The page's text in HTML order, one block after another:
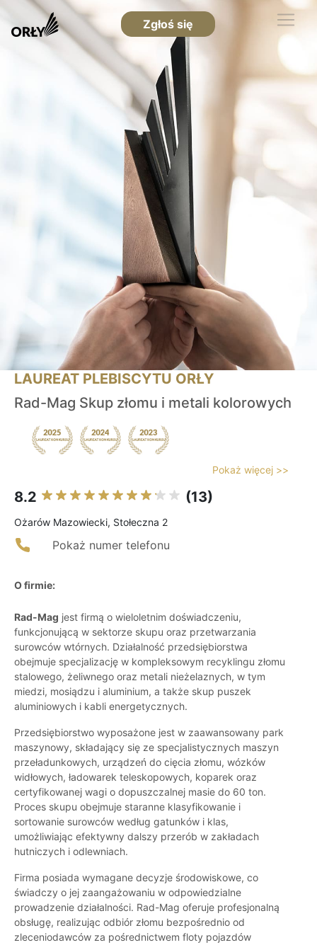
Zgłoś się
LAUREAT PLEBISCYTU ORŁY
Rad-Mag Skup złomu i metali kolorowych
Pokaż więcej >>
8.2 (13)
Ożarów Mazowiecki, Stołeczna 2
Pokaż numer telefonu
O firmie:
Rad-Mag jest firmą o wieloletnim doświadczeniu,
funkcjonującą w sektorze skupu oraz przetwarzania
surowców wtórnych. Działalność przedsiębiorstwa
obejmuje specjalizację w kompleksowym recyklingu złomu
stalowego, żeliwnego oraz metali nieżelaznych, w tym
miedzi, mosiądzu i aluminium, a także skup puszek
aluminiowych i kabli energetycznych.
Przedsiębiorstwo wyposażone jest w zaawansowany park
maszynowy, składający się ze specjalistycznych maszyn
przeładunkowych, urządzeń do cięcia złomu, wózków
widłowych, ładowarek teleskopowych, koparek oraz
certyfikowanej wagi o dopuszczalnej masie do 60 ton.
Proces skupu obejmuje staranne klasyfikowanie i
sortowanie surowców według gatunków i klas,
umożliwiając efektywny dalszy przerób w zakładach
hutniczych i odlewniach.
Firma posiada wymagane decyzje środowiskowe, co
świadczy o jej zaangażowaniu w odpowiedzialne
prowadzenie działalności. Rad-Mag oferuje profesjonalną
obsługę, realizując odbiór złomu bezpośrednio od
zleceniodawców za pośrednictwem floty pojazdów